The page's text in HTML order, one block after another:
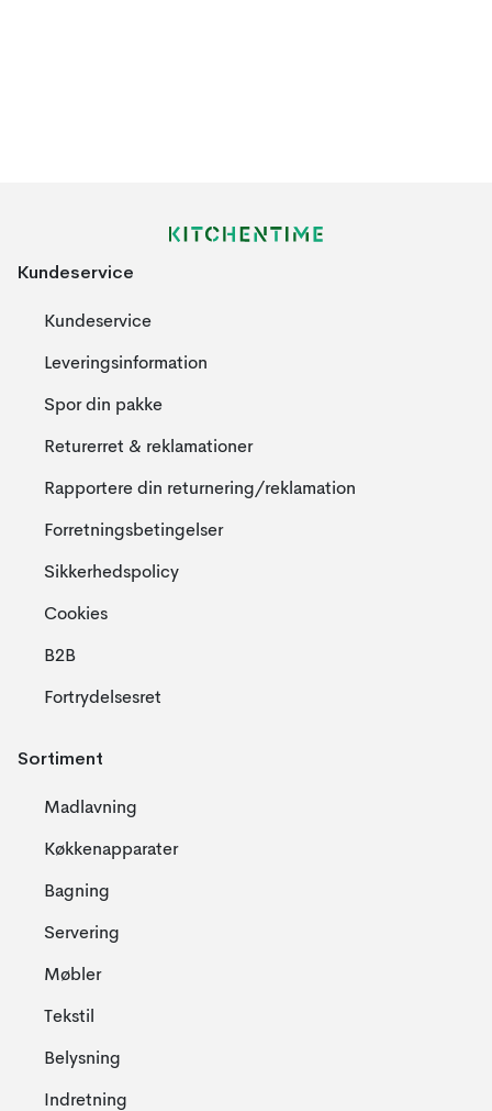
Kundeservice
Kundeservice
Leveringsinformation
Spor din pakke
Returerret & reklamationer
Rapportere din returnering/reklamation
Forretningsbetingelser
Sikkerhedspolicy
Cookies
B2B
Fortrydelsesret
Sortiment
Madlavning
Køkkenapparater
Bagning
Servering
Møbler
Tekstil
Belysning
Indretning